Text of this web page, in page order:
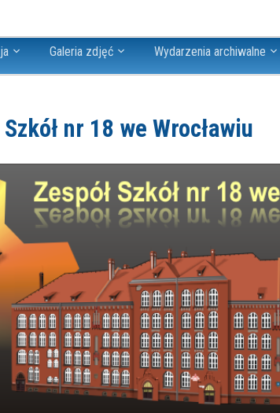
Galeria zdjęć Wydarzenia archiwalne
Szkół nr 18 we Wrocławiu